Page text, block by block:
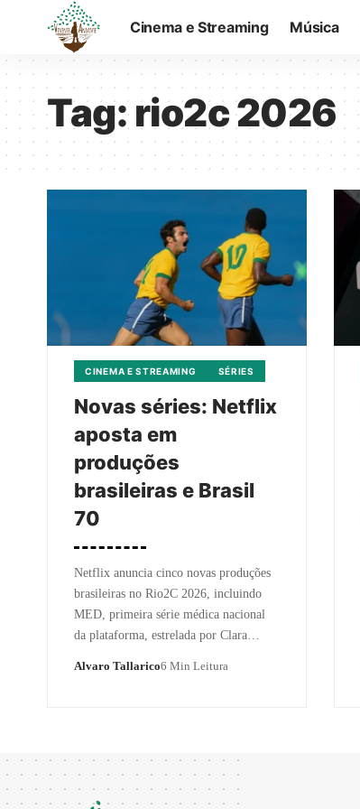
Cinema e Streaming Música
Tag:rio2c 2026
CINEMA E STREAMING SÉRIES
Novas séries: Netflix
aposta em
produções
brasileiras e Brasil
70
Netflix anuncia cinco novas produções
brasileiras no Rio2C 2026, incluindo
MED, primeira série médica nacional
da plataforma, estrelada por Clara…
Alvaro Tallarico6 Min Leitura